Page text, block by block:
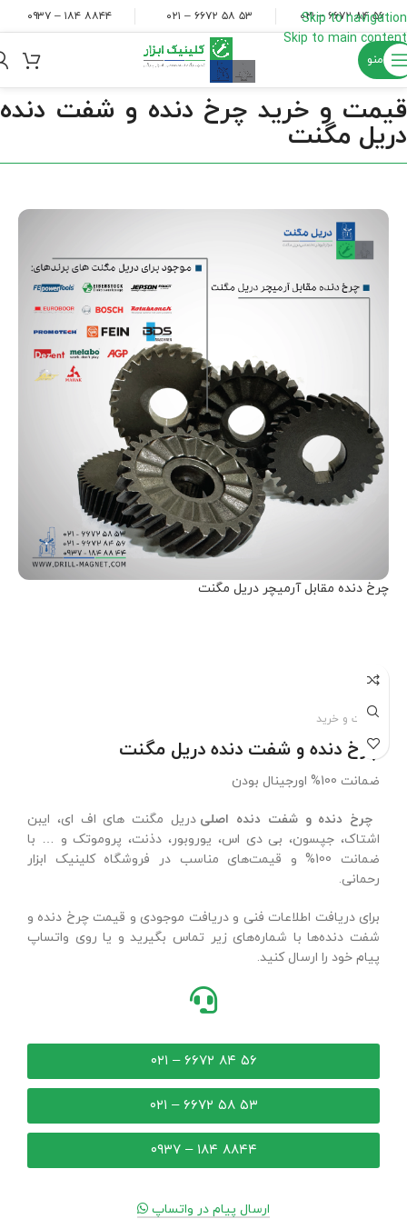
Skip to navigation
Skip to main content
۵۶ ۸۴ ۶۶۷۲ – ۰۲۱ ۵۳ ۵۸ ۶۶۷۲ – ۰۲۱ ۸۸۴۴ ۱۸۴ – ۰۹۳۷
منو
قیمت و خرید چرخ دنده و شفت دنده
دریل مگنت
چرخ دنده مقابل آرمیچر دریل مگنت
قیمت و خرید
چرخ دنده و شفت دنده دریل مگنت
ضمانت 100% اورجینال بودن
چرخ دنده و شفت دنده اصلی دریل مگنت های اف ای، ایبن
اشتاک، جپسون، بی دی اس، یوروبور، دذنت، پروموتک و … با
ضمانت 100% و قیمت‌های مناسب در فروشگاه کلینیک ابزار
رحمانی.
برای دریافت اطلاعات فنی و دریافت موجودی و قیمت چرخ دنده و
شفت دنده‌ها با شماره‌های زیر تماس بگیرید و یا روی واتساپ
پیام خود را ارسال کنید.
۵۶ ۸۴ ۶۶۷۲ – ۰۲۱
۵۳ ۵۸ ۶۶۷۲ – ۰۲۱
۸۸۴۴ ۱۸۴ – ۰۹۳۷
ارسال پیام در واتساپ